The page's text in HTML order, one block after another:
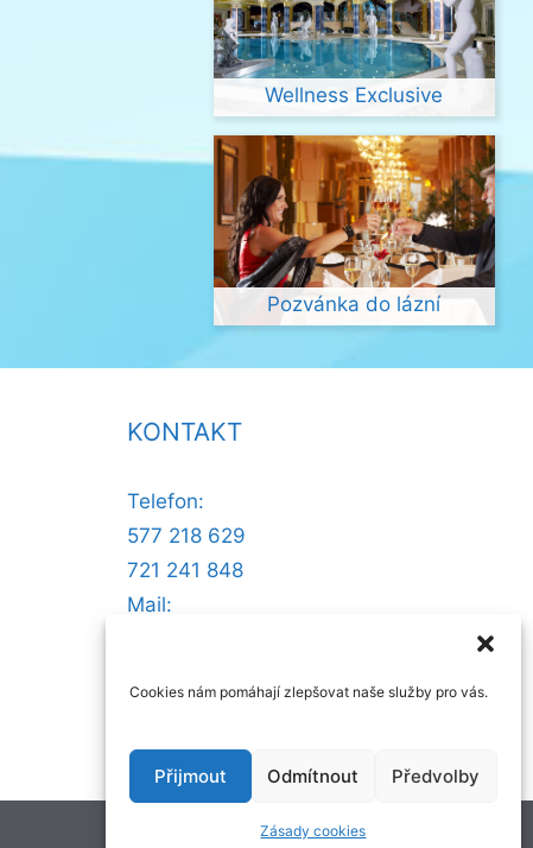
Cookies nám pomáhají zlepšovat naše služby pro vás.
Přijmout Odmítnout Předvolby
Zásady cookies
Wellness Exclusive
Pozvánka do lázní
KONTAKT
Telefon:
577 218 629
721 241 848
Mail: